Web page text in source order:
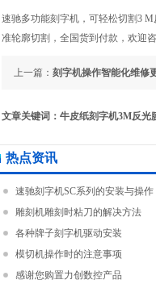
速驰多功能刻字机，可轻松切割3
准轮廓切割，全国货到付款，欢迎
上一篇： 刻字机操作智能化维修
文章关键词：牛皮纸刻字机3M反光
热点资讯
速驰刻字机SC系列的安装与操作
雕刻机雕刻时粘刀的解决方法
各种牌子刻字机驱动安装
模切机操作时的注意事项
感谢您购置力创数控产品